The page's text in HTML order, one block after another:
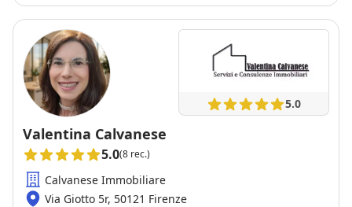
5.0
Valentina Calvanese
5.0(8 rec.)
Calvanese Immobiliare
Via Giotto 5r, 50121 Firenze